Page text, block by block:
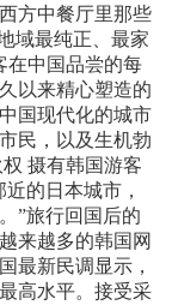
方中餐厅里那些
域最纯正、最家
在中国品尝的每
以来精心塑造的
国现代化的城市
民，以及生机勃
摄有韩国游客
的日本城市，
”旅行回国后的
来越多的韩国网
最新民调显示，
高水平。接受采